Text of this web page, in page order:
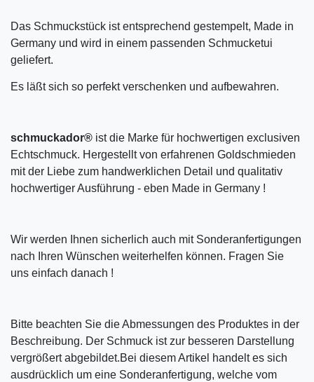
Das Schmuckstück ist entsprechend gestempelt, Made in
Germany und wird in einem passenden Schmucketui
geliefert.
Es läßt sich so perfekt verschenken und aufbewahren.
schmuckador® ist die Marke für hochwertigen exclusiven
Echtschmuck. Hergestellt von erfahrenen Goldschmieden
mit der Liebe zum handwerklichen Detail und qualitativ
hochwertiger Ausführung - eben Made in Germany !
Wir werden Ihnen sicherlich auch mit Sonderanfertigungen
nach Ihren Wünschen weiterhelfen können. Fragen Sie
uns einfach danach !
Bitte beachten Sie die Abmessungen des Produktes in der
Beschreibung. Der Schmuck ist zur besseren Darstellung
vergrößert abgebildet.Bei diesem Artikel handelt es sich
ausdrücklich um eine Sonderanfertigung, welche vom